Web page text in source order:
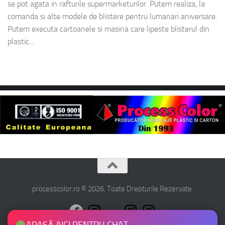
se pot agata in rafturile supermarketurilor. Putem realiza, la
comanda si alte modele de blistere pentru lumanari aniversare.
Putem executa cartoanele si masina care lipeste blisterul din
plastic...
processcolor.ro © 2026. Toate Drepturile Rezervate.